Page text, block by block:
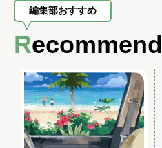
編集部おすすめ
Recommend